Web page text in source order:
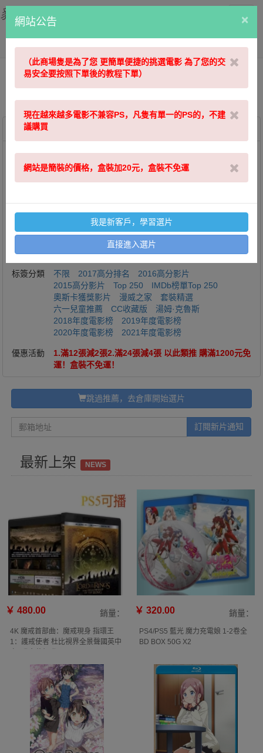
切
導
貓咖藍光
首頁 商品列表
碟片類型 不限 BD50-2D BD50-經典
BD25-經典
BD25-2D
BD25-3D 4K UHD BD50-3D 4K-25G
電影分類 不限 犯罪 愛情/文藝 劇情/傳記
喜劇/幽默
演唱會/音樂
災難片 演示碟
2025-10 2025-09
2025-06
2025-05 2025-04 更早以前
标簽分類 不限 2017高分排名
2016高分影片
2015高分影片
Top 250
IMDb榜單Top 250
奧斯卡獲獎影片
漫威之家
套裝精選
六一兒童推薦
CC收藏版
湯姆·克魯斯
2018年度電影榜
2019年度電影榜
2020年度電影榜
2021年度電影榜
優惠活動
1.滿12張減2張2.滿24張減4張 以此類推 購滿1200元免
運！盒裝不免運！
跳過推薦，去倉庫開始選片
訂閱新片通知
最新上架 NEWS
￥ 480.00 銷量：
4K 魔戒首部曲：魔戒現身 指環王
1：護戒使者 杜比視界全景聲國英中
￥ 320.00 銷量：
PS4/PS5 藍光 魔力充電娘 1-2卷全
BD BOX 50G X2
×
網站公告
（此商場隻是為了您 更簡單便捷的挑選電影 為了您的交
易安全要按照下單後的教程下單）
現在越來越多電影不兼容PS，凡隻有單一的PS的，不建
議購買
網站是簡裝的價格，盒裝加20元，盒裝不免運
我是新客戶，學習選片
直接進入選片